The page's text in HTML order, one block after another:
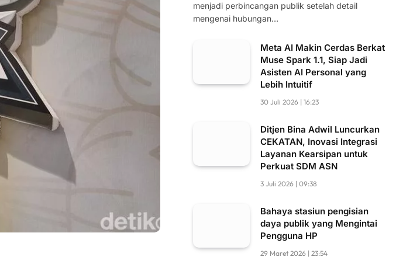
menjadi perbincangan publik setelah detail
mengenai hubungan…
Meta AI Makin Cerdas Berkat
Muse Spark 1.1, Siap Jadi
Asisten AI Personal yang
Lebih Intuitif
30 Juli 2026 | 16:23
Ditjen Bina Adwil Luncurkan
CEKATAN, Inovasi Integrasi
Layanan Kearsipan untuk
Perkuat SDM ASN
3 Juli 2026 | 09:38
Bahaya stasiun pengisian
daya publik yang Mengintai
Pengguna HP
29 Maret 2026 | 23:54